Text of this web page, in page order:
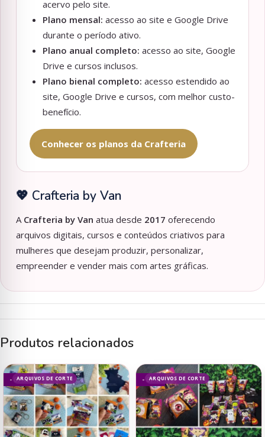
acervo pelo site.
Plano mensal: acesso ao site e Google Drive
durante o período ativo.
Plano anual completo: acesso ao site, Google
Drive e cursos inclusos.
Plano bienal completo: acesso estendido ao
site, Google Drive e cursos, com melhor custo-
benefício.
Conhecer os planos da Crafteria
💖 Crafteria by Van
A Crafteria by Van atua desde 2017 oferecendo
arquivos digitais, cursos e conteúdos criativos para
mulheres que desejam produzir, personalizar,
empreender e vender mais com artes gráficas.
Produtos relacionados
ARQUIVOS DE CORTE
- 67% ARQUIVOS DE CORTE
- 61%